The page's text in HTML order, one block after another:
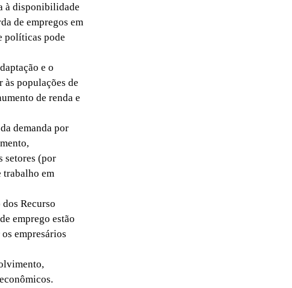
à disponibilidade
de empregos em
políticas pode
e o
às populações de
de renda e
demanda por
setores (por
trabalho em
Recurso
emprego estão
empresários